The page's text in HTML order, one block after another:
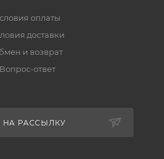
оплаты
доставки
и возврат
Вопрос-ответ
РАССЫЛКУ